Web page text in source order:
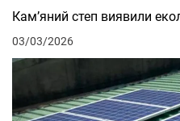
Кам’яний степ виявили
03/03/2026